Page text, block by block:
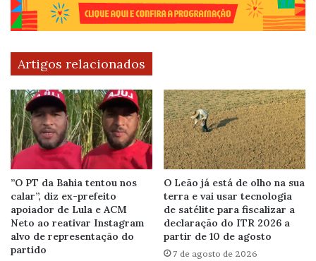
Artigos relacionados
”O PT da Bahia tentou nos
calar”, diz ex-prefeito
apoiador de Lula e ACM
Neto ao reativar Instagram
alvo de representação do
partido
O Leão já está de olho na sua
terra e vai usar tecnologia
de satélite para fiscalizar a
declaração do ITR 2026 a
partir de 10 de agosto
7 de agosto de 2026